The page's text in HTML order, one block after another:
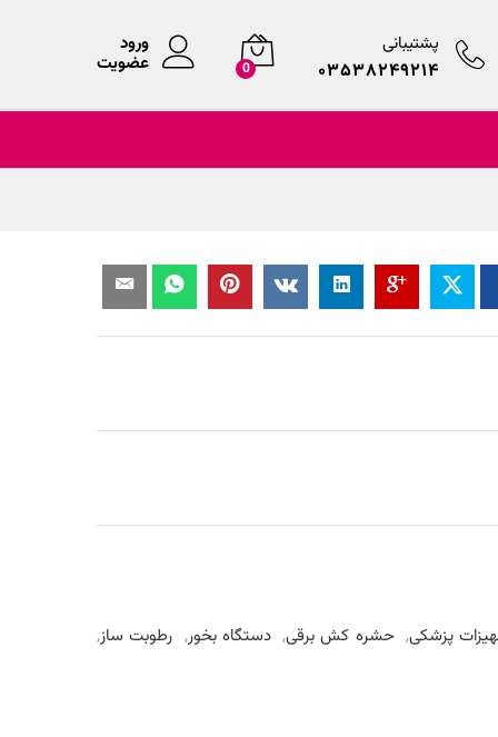
پشتیبانی
۰۳۵۳۸۲۴۹۲۱۴ 0
ورود
عضویت
پزشکی, حشره کش برقی, دستگاه بخور, رطوبت ساز,